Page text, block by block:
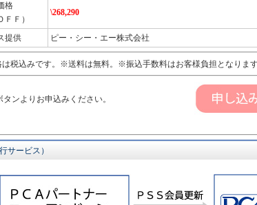
格
ＦＦ）
\268,290
提供 ピー・シー・エー株式会社
税込みです。※送料は無料。※振込手数料はお客様負担となります
ンよりお申込みください。
サービス）